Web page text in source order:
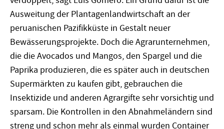
Ausweitung der Plantagenlandwirtschaft an der
peruanischen Pazifikküste in Gestalt neuer
Bewässerungsprojekte. Doch die Agrarunternehmen,
die die Avocados und Mangos, den Spargel und die
Paprika produzieren, die es später auch in deutschen
Supermärkten zu kaufen gibt, gebrauchen die
Insektizide und anderen Agrargifte sehr vorsichtig und
sparsam. Die Kontrollen in den Abnahmeländern sind
streng und schon mehr als einmal wurden Container